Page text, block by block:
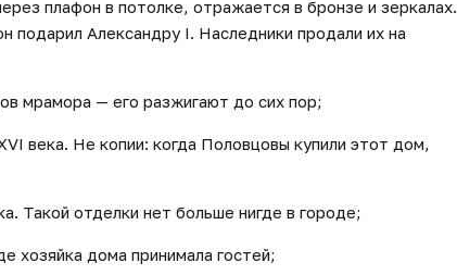
плафон в потолке, отражается в бронзе и зеркалах.
подарил Александру I. Наследники продали их на
мрамора — его разжигают до сих пор;
века. Не копии: когда Половцовы купили этот дом,
Такой отделки нет больше нигде в городе;
хозяйка дома принимала гостей;